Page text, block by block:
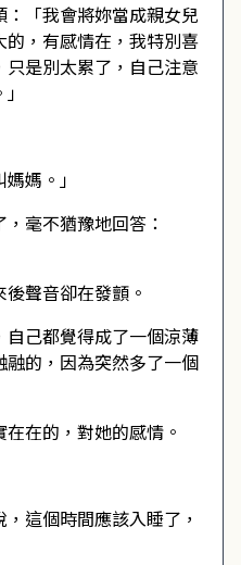
「我會將妳當成親女兒
，有感情在，我特別喜
是別太累了，自己注意
媽。」
毫不猶豫地回答：
聲音卻在發顫。
己都覺得成了一個涼薄
的，因為突然多了一個
在的，對她的感情。
這個時間應該入睡了，